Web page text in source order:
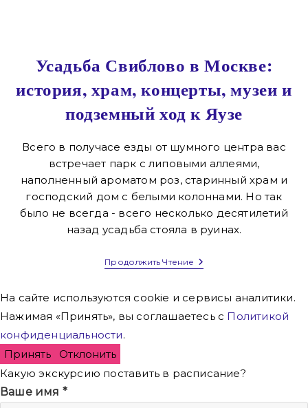
Усадьба Свиблово в Москве:
история, храм, концерты, музеи и
подземный ход к Яузе
Всего в получасе езды от шумного центра вас
встречает парк с липовыми аллеями,
наполненный ароматом роз, старинный храм и
господский дом с белыми колоннами. Но так
было не всегда - всего несколько десятилетий
назад усадьба стояла в руинах.
Продолжить Чтение Усадьба
Свиблово
Москве:
История,
Храм,
Ход
На сайте используются cookie и сервисы аналитики.
Нажимая «Принять», вы соглашаетесь с Политикой
конфиденциальности.
Принять
Отклонить
Какую экскурсию поставить в расписание?
Ваше имя *